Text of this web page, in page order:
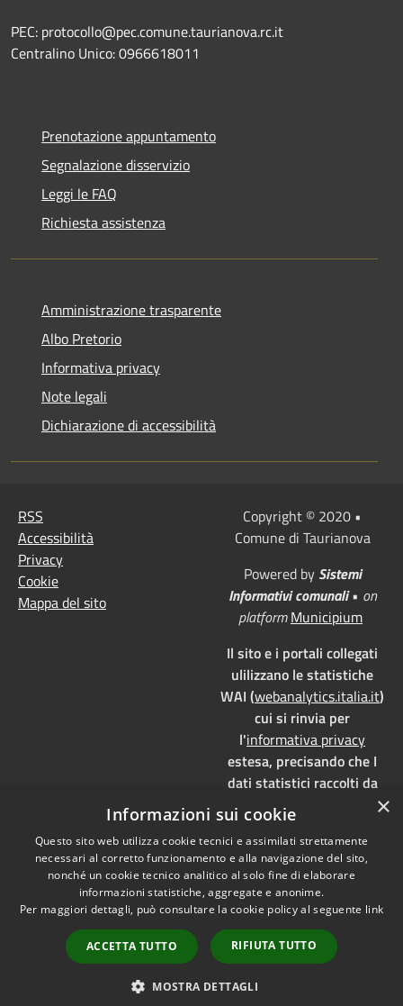
PEC: protocollo@pec.comune.taurianova.rc.it
Centralino Unico: 0966618011
Prenotazione appuntamento
Segnalazione disservizio
Leggi le FAQ
Richiesta assistenza
Amministrazione trasparente
Albo Pretorio
Informativa privacy
Note legali
Dichiarazione di accessibilità
RSS
Accessibilità
Privacy
Cookie
Mappa del sito
Copyright © 2020 •
Comune di Taurianova
Powered by Sistemi
Informativi comunali• on
platform Municipium
Il sito e i portali collegati
ulilizzano le statistiche
WAI (webanalytics.italia.it)
cui si rinvia per
l'informativa privacy
estesa, precisando che I
dati statistici raccolti da
WAI vengono memorizzati
su server dedicati,
localizzati in Italia e ad uso
esclusivo della pubblica
amministrazione. WAI è
pienamente aderente alla
normativa GDPR e, grazie
all'anonimizzazione dei
dati, è
×
Informazioni sui cookie
Questo sito web utilizza cookie tecnici e assimilati strettamente
necessari al corretto funzionamento e alla navigazione del sito,
nonché un cookie tecnico analitico al solo fine di elaborare
informazioni statistiche, aggregate e anonime.
Per maggiori dettagli, può consultare la cookie policy al seguente link
ACCETTA TUTTO RIFIUTA TUTTO
MOSTRA DETTAGLI